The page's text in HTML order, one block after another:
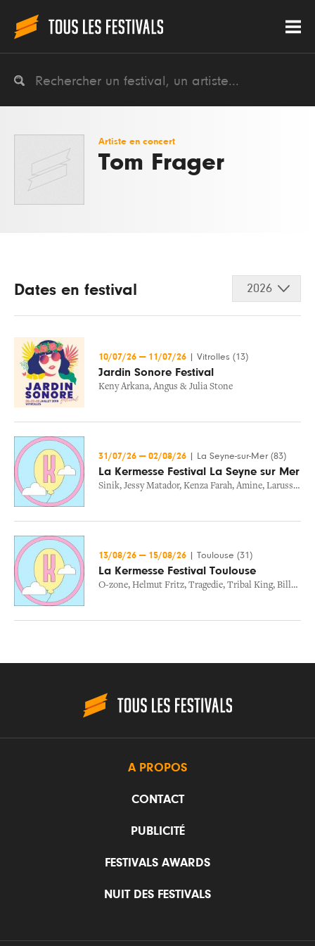
Artiste en concert
Tom Frager
Dates en festival 2026
10/07/26 — 11/07/26 Vitrolles (13)
Jardin Sonore Festival
Keny Arkana, Angus & Julia Stone
31/07/26 — 02/08/26 La Seyne-sur-Mer (83)
La Kermesse Festival La Seyne sur Mer
Sinik, Jessy Matador, Kenza Farah, Amine, Larusso ,
13/08/26 — 15/08/26 Toulouse (31)
La Kermesse Festival Toulouse
O-zone, Helmut Fritz, Tragedie, Tribal King, Billy Crawford
A PROPOS
CONTACT
PUBLICITÉ
FESTIVALS AWARDS
NUIT DES FESTIVALS